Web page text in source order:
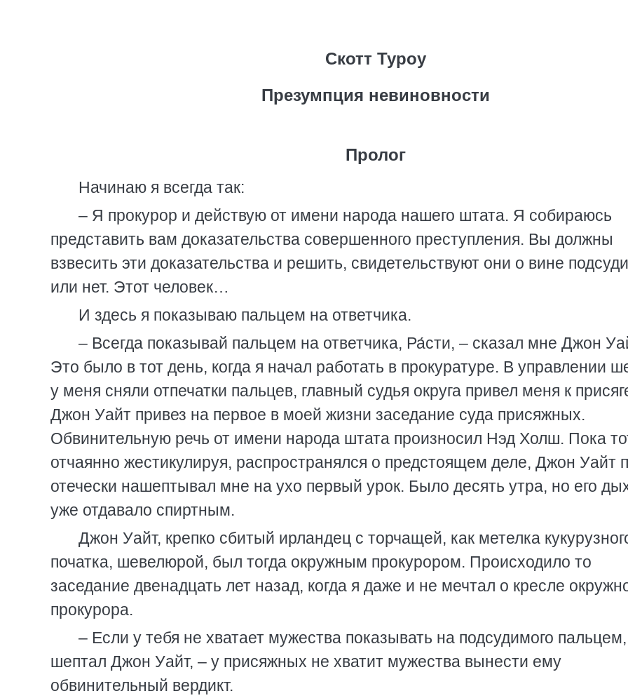
Скотт Туроу
Презумпция невиновности
Пролог
Начинаю я всегда так:
– Я прокурор и действую от имени народа нашего штата. Я собираюсь
представить вам доказательства совершенного преступления. Вы должны
взвесить эти доказательства и решить, свидетельствуют они о вине
или нет. Этот человек…
И здесь я показываю пальцем на ответчика.
– Всегда показывай пальцем на ответчика, Ра́сти, – сказал мне Джон
Это было в тот день, когда я начал работать в прокуратуре. В управлении
у меня сняли отпечатки пальцев, главный судья округа привел меня к
Джон Уайт привез на первое в моей жизни заседание суда присяжных.
Обвинительную речь от имени народа штата произносил Нэд Холш. Пока
отчаянно жестикулируя, распространялся о предстоящем деле, Джон Уайт
отечески нашептывал мне на ухо первый урок. Было десять утра, но его
уже отдавало спиртным.
Джон Уайт, крепко сбитый ирландец с торчащей, как метелка
початка, шевелюрой, был тогда окружным прокурором. Происходило то
заседание двенадцать лет назад, когда я даже и не мечтал о кресле
прокурора.
– Если у тебя не хватает мужества показывать на подсудимого
шептал Джон Уайт, – у присяжных не хватит мужества вынести ему
обвинительный вердикт.